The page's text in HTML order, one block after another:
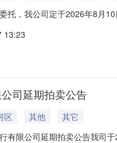
托，我公司定于2026年8月
林西街6号自编之四租赁权
13:23
司延期拍卖公告
区 其他
其它
有限公司延期拍卖公告我司